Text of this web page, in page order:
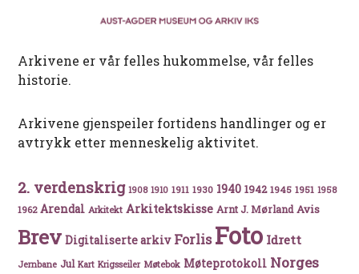
Arkivene er vår felles hukommelse, vår felles
historie.
Arkivene gjenspeiler fortidens handlinger og er
avtrykk etter menneskelig aktivitet.
2. verdenskrig 1908 1910 1911 1930 1940 1942 1945 1951 1958
1962 Arendal Arkitekt Arkitektskisse Arnt J. Mørland Avis
Brev Digitaliserte arkiv Forlis Foto Idrett
Jernbane Jul Kart Krigsseiler Møtebok Møteprotokoll Norges